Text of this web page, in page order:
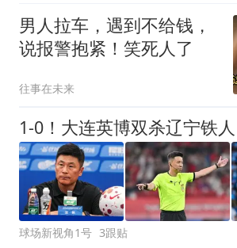
男人拉车，遇到不给钱，
说报警抱紧！笑死人了
往事在未来
球场新视角1号 3跟贴